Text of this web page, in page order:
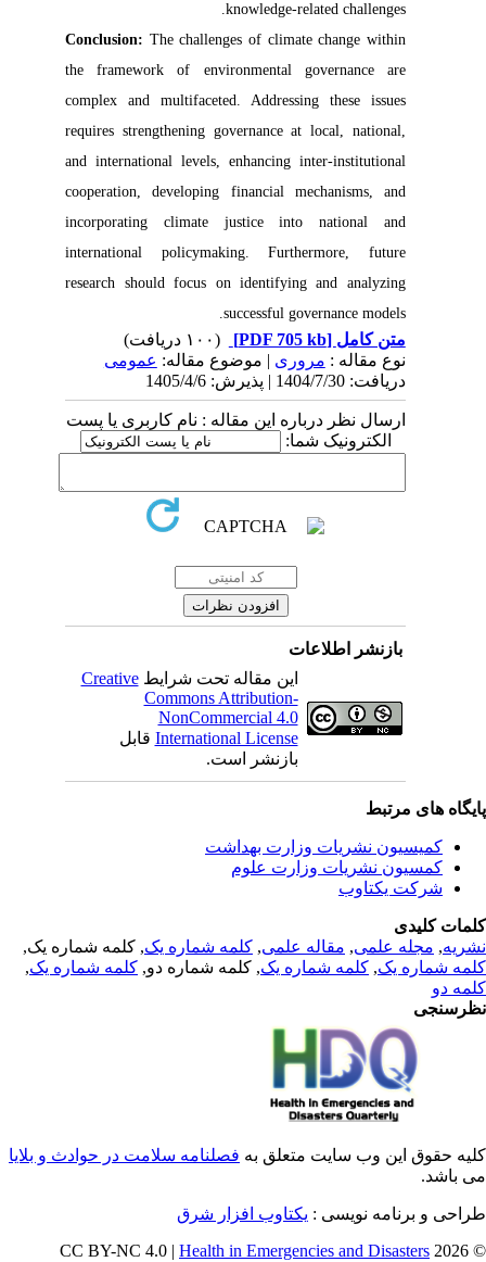
knowledge-related challenges.
Conclusion:The challenges of climate change within
the framework of environmental governance are
complex and multifaceted. Addressing these issues
requires strengthening governance at local, national,
and international levels, enhancing inter-institutional
cooperation, developing financial mechanisms, and
incorporating climate justice into national and
international policymaking. Furthermore, future
research should focus on identifying and analyzing
successful governance models.
متن کامل[PDF 705 kb]
نوع مقاله : مروری| موضوع مقاله:عمومى
دریافت: 1404/7/30 | پذیرش: 1405/4/6
ارسال نظر درباره این مقاله : نام کاربری یا پست
الکترونیک شما:
بازنشر اطلاعات
این مقاله تحت شرایطCreative
Commons Attribution-
NonCommercial 4.0
International Licenseقابل
بازنشر است.
های مرتبط
کمیسیون نشریات وزارت بهداشت
کمسیون نشریات وزارت علوم
شرکت یکتاوب
کلیدی
,مجله علمی, مقاله علمی, کلمه شماره یک, کلمه شماره یک,
شماره یک,کلمه شماره یک, کلمه شماره دو,کلمه شماره یک,
دو
حقوق این وب سایت متعلق بهفصلنامه سلامت در حوادث و بلایا
باشد.
و برنامه نویسی : یکتاوب افزار شرق
©
Health in Emergencies and Disasters